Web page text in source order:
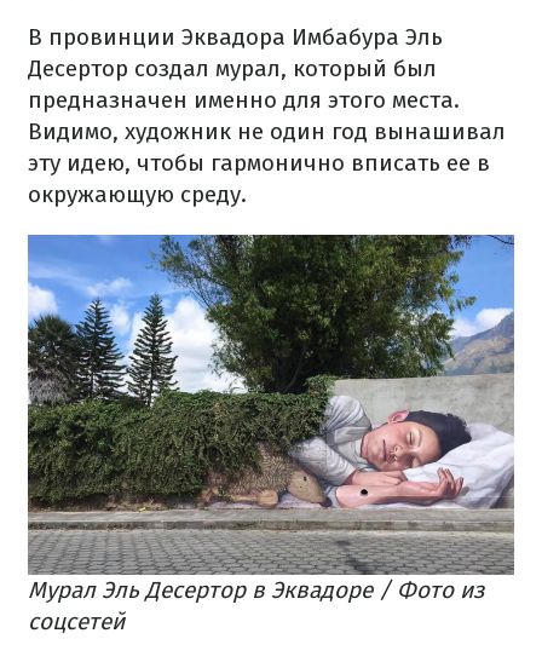
В провинции Эквадора Имбабура Эль
Десертор создал мурал, который был
предназначен именно для этого места.
Видимо, художник не один год вынашивал
эту идею, чтобы гармонично вписать ее в
окружающую среду.
Мурал Эль Десертор в Эквадоре / Фото из
соцсетей